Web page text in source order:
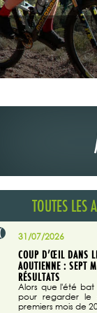
TOUTES LES
du
31/07/2026
COUP D’ŒIL DANS
AOUTIENNE : SEPT
RÉSULTATS
Alors que l'été bat
pour regarder le
premiers mois de